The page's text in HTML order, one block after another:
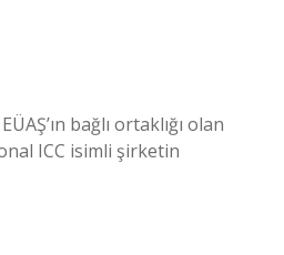
bağlı ortaklığı olan
ICC isimli şirketin